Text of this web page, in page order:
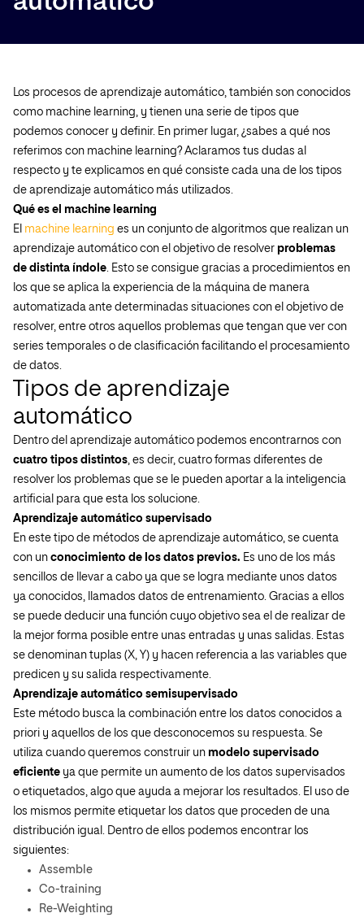
Los procesos de aprendizaje automático, también son conocidos
como machine learning, y tienen una serie de tipos que
podemos conocer y definir. En primer lugar, ¿sabes a qué nos
referimos con machine learning? Aclaramos tus dudas al
respecto y te explicamos en qué consiste cada una de los tipos
de aprendizaje automático más utilizados.
Qué es el machine learning
El machine learning es un conjunto de algoritmos que realizan un
aprendizaje automático con el objetivo de resolver problemas
de distinta índole. Esto se consigue gracias a procedimientos en
los que se aplica la experiencia de la máquina de manera
automatizada ante determinadas situaciones con el objetivo de
resolver, entre otros aquellos problemas que tengan que ver con
series temporales o de clasificación facilitando el procesamiento
de datos.
Tipos de aprendizaje
automático
Dentro del aprendizaje automático podemos encontrarnos con
cuatro tipos distintos, es decir, cuatro formas diferentes de
resolver los problemas que se le pueden aportar a la inteligencia
artificial para que esta los solucione.
Aprendizaje automático supervisado
En este tipo de métodos de aprendizaje automático, se cuenta
con un conocimiento de los datos previos. Es uno de los más
sencillos de llevar a cabo ya que se logra mediante unos datos
ya conocidos, llamados datos de entrenamiento. Gracias a ellos
se puede deducir una función cuyo objetivo sea el de realizar de
la mejor forma posible entre unas entradas y unas salidas. Estas
se denominan tuplas (X, Y) y hacen referencia a las variables que
predicen y su salida respectivamente.
Aprendizaje automático semisupervisado
Este método busca la combinación entre los datos conocidos a
priori y aquellos de los que desconocemos su respuesta. Se
utiliza cuando queremos construir un modelo supervisado
eficiente ya que permite un aumento de los datos supervisados
o etiquetados, algo que ayuda a mejorar los resultados. El uso de
los mismos permite etiquetar los datos que proceden de una
distribución igual. Dentro de ellos podemos encontrar los
siguientes:
Assemble
Co-training
Re-Weighting